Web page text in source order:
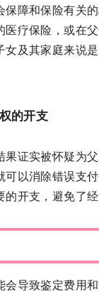
保障和保险有关
医疗保险，或在
女及其家庭来说
的开支
果证实被怀疑为
以消除错误支付
开支，避免了经
会导致鉴定费用